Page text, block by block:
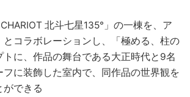
北斗七星135°」の一棟を、ア
とコラボレーションし、「極める、柱の
トに、作品の舞台である大正時代と9名
に装飾した室内で、同作品の世界観を
ができる